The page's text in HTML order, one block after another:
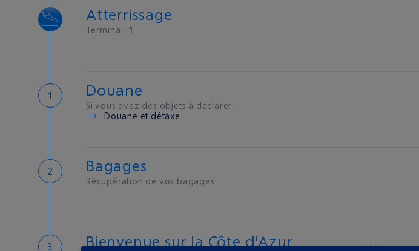
Atterrissage
Terminal 1
Douane
Si vous avez des objets à déclarer
Douane et détaxe
Bagages
Récupération de vos bagages
Bienvenue sur la Côte d'Azur